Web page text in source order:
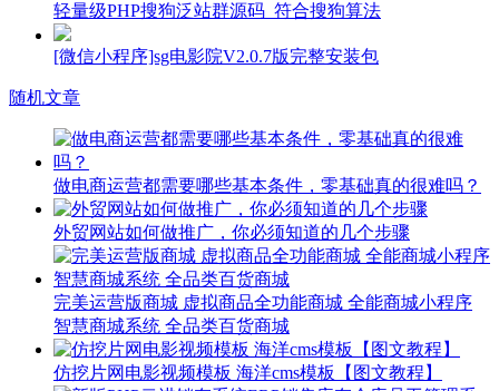
轻量级PHP搜狗泛站群源码_符合搜狗算法
[微信小程序]sg电影院V2.0.7版完整安装包
随机文章
做电商运营都需要哪些基本条件，零基础真的很难吗？
外贸网站如何做推广，你必须知道的几个步骤
完美运营版商城 虚拟商品全功能商城 全能商城小程序
智慧商城系统 全品类百货商城
仿挖片网电影视频模板 海洋cms模板【图文教程】